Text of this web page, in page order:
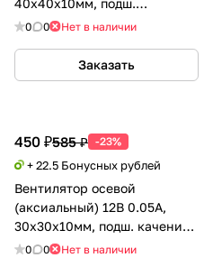
40х40х10мм, подш.
скольжения, Xinyujie
0 0 Нет в наличии
Заказать
450 ₽585 ₽ -23%
+ 22.5 Бонусных рублей
Вентилятор осевой
(аксиальный) 12В 0.05А,
30х30х10мм, подш. качения
(Ball), GDSTIME
0 0 Нет в наличии